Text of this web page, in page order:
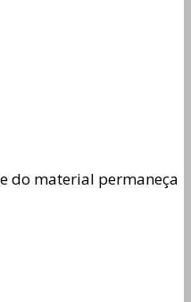
do material permaneça